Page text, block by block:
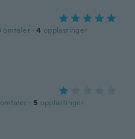
omtaler · 4 opplastinger
omtaler · 5 opplastinger